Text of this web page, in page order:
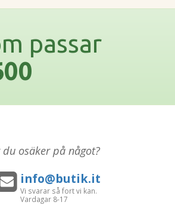
passar
osäker på något?
info@butik.it
Vi svarar så fort vi kan.
Vardagar 8-17